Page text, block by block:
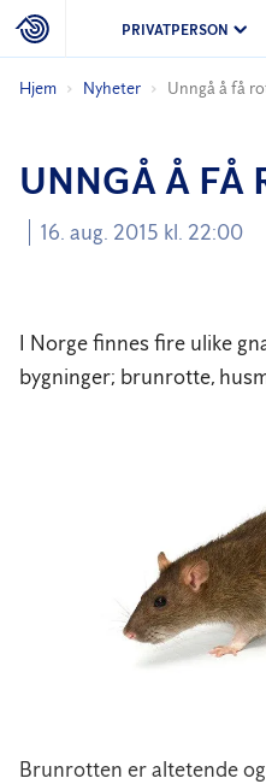
PRIVATPERSON
Hjem Nyheter Unngå å få
UNNGÅ Å FÅ
16. aug. 2015 kl. 22:00
I Norge finnes fire ulike
bygninger; brunrotte,
Brunrotten er altetende